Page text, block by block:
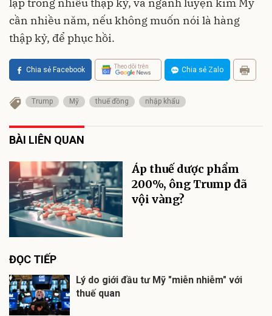
cần nhiều năm, nếu không muốn nói là hàng
thập kỷ, để phục hồi.
Chia sẻ Facebook Theo dõi trên Chia sẻ Zalo
Trump Mỹ thuế đồng nhập khẩu
BÀI LIÊN QUAN
Áp thuế dược phẩm
200%, ông Trump đã
vội vàng?
ĐỌC TIẾP
Lý do giới đầu tư Mỹ "miễn nhiễm" với
thuế quan